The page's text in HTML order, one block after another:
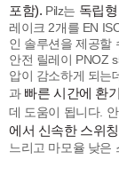
포함). Pilz는 독립
레이크 2개를 EN
인 솔루션을 제공할
안전 릴레이 PNOZ
압이 감소하게 되는
과 빠른 시간에 환
데 도움이 됩니다.
에서 신속한 스위칭
느리고 마모율 낮은